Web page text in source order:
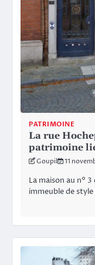
PATRIMOINE
La rue
patrimoine
Goupil 11
La maison au n°
immeuble de